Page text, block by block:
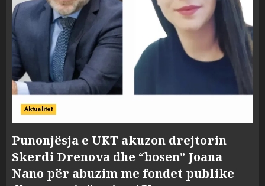
Aktualitet
Punonjësja e UKT akuzon drejtorin
Skerdi Drenova dhe “bosen” Joana
Nano për abuzim me fondet publike